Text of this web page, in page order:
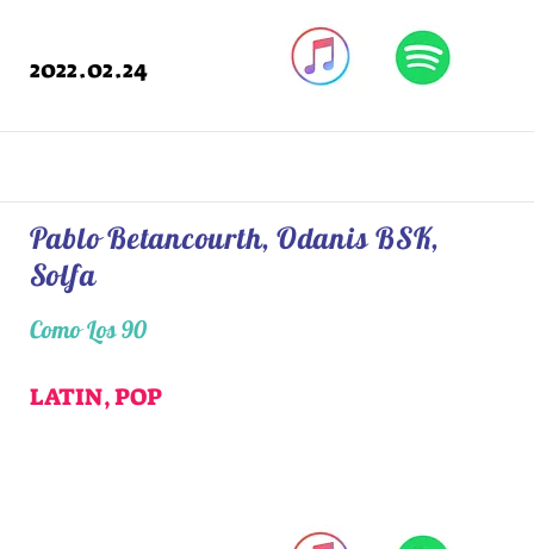
2022.02.24
Pablo Betancourth, Odanis BSK,
Solfa
Como Los 90
LATIN, POP